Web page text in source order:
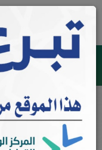
جمعية الدعوة والإرشاد
نبذة عنا